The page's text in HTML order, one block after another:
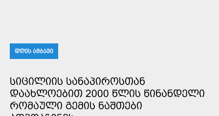
ᲓᲦᲘᲡ ᲐᲛᲑᲐᲕᲘ
ᲡᲘᲪᲘᲚᲘᲘᲡ ᲡᲐᲜᲐᲞᲘᲠᲝᲡᲗᲐᲜ
ᲓᲐᲐᲮᲚᲝᲔᲑᲘᲗ 2000 ᲬᲚᲘᲡ ᲬᲘᲜᲐᲜᲓᲔᲚᲘ
ᲠᲝᲛᲐᲣᲚᲘ ᲒᲔᲛᲘᲡ ᲜᲐᲨᲗᲔᲑᲘ